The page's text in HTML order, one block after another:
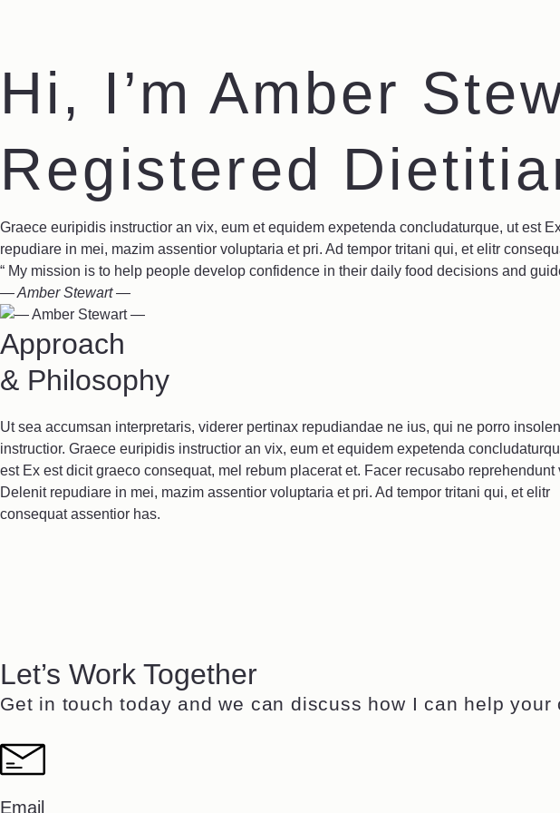
Hi, I’m Amber
Registered
Graece euripidis instructior an vix, eum et equidem expetenda concludaturque, ut est
repudiare in mei, mazim assentior voluptaria et pri. Ad tempor tritani qui, et elitr
“ My mission is to help people develop confidence in their daily food decisions and
— Amber Stewart —
Approach
& Philosophy
Ut sea accumsan interpretaris, viderer pertinax repudiandae ne ius, qui ne porro
instructior. Graece euripidis instructior an vix, eum et equidem expetenda
est Ex est dicit graeco consequat, mel rebum placerat et. Facer recusabo reprehendunt
Delenit repudiare in mei, mazim assentior voluptaria et pri. Ad tempor tritani qui, et elitr
consequat assentior has.
Let’s Work Together
Get in touch today and we can discuss how I can help your
Email